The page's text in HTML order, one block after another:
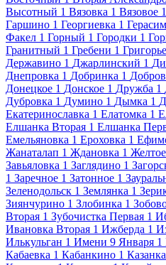
Высотный 1 Вязовка 1 Вязовое 1
Гаршино 1 Георгиевка 1
Факел 1 Горный 1 Городки 1
Гранитный 1 Гребени 1
Державино 1 Джарлинский 1
Днепровка 1 Добринка 1
Донецкое 1 Донское 1 Дружба 1
Дубровка 1 Думино 1 Дымка 1
Екатеринославка 1 Елатомка 1
Елшанка Вторая 1 Елшанка
Емельяновка 1 Ероховка 1
Жанаталап 1 Ждановка 1 Желтое
Завьяловка 1 Заглядино 1
1 Заречное 1 Затонное 1
Зеленодольск 1 Землянка 1
Зиянчурино 1 Злобинка 1
Вторая 1 Зубочистка Первая 1
Ивановка Вторая 1 Ижберда 1
Илькульган 1 Имени 9 Января 1
Кабаевка 1 Кабанкино 1 Казанка